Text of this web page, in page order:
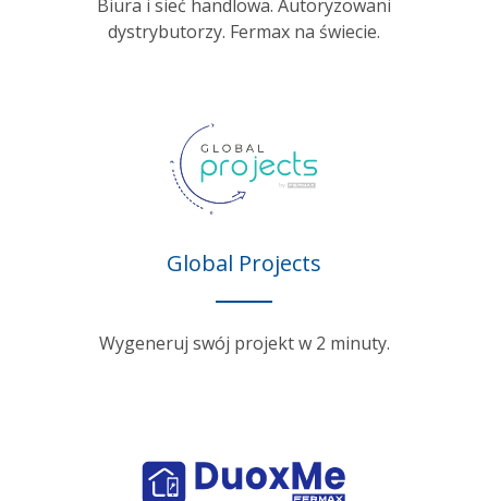
Biura i sieć handlowa. Autoryzowani
dystrybutorzy. Fermax na świecie.
Global Projects
Wygeneruj swój projekt w 2 minuty.